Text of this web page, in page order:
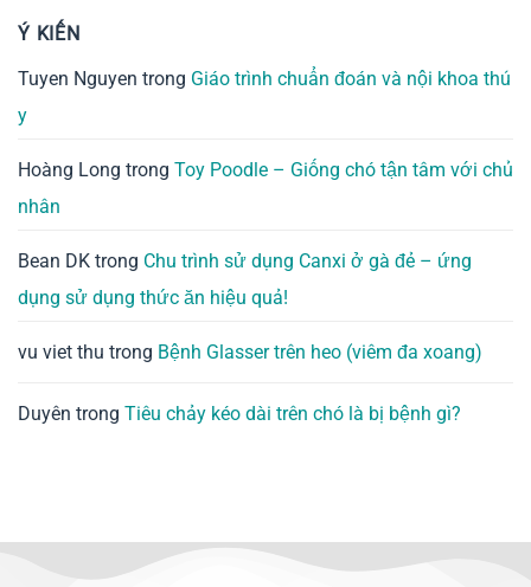
Ý KIẾN
Tuyen Nguyen trong Giáo trình chuẩn đoán và nội khoa thú
y
Hoàng Long trong Toy Poodle – Giống chó tận tâm với chủ
nhân
Bean DK trong Chu trình sử dụng Canxi ở gà đẻ – ứng
dụng sử dụng thức ăn hiệu quả!
vu viet thu trong Bệnh Glasser trên heo (viêm đa xoang)
Duyên trong Tiêu chảy kéo dài trên chó là bị bệnh gì?